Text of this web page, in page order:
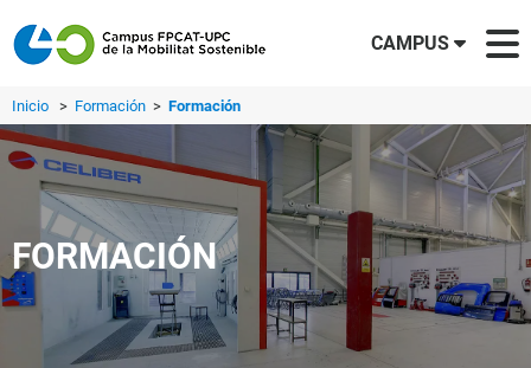
CAMPUS
Inicio > Formación > Formación
FORMACIÓN